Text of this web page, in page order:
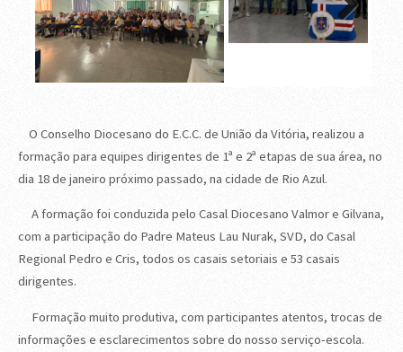
Next
O Conselho Diocesano do E.C.C. de União da Vitória, realizou a
formação para equipes dirigentes de 1ª e 2ª etapas de sua área, no
dia 18 de janeiro próximo passado, na cidade de Rio Azul.
A formação foi conduzida pelo Casal Diocesano Valmor e Gilvana,
com a participação do Padre Mateus Lau Nurak, SVD, do Casal
Regional Pedro e Cris, todos os casais setoriais e 53 casais
dirigentes.
Formação muito produtiva, com participantes atentos, trocas de
informações e esclarecimentos sobre do nosso serviço-escola.